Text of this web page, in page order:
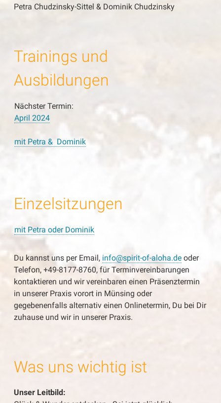
Petra Chudzinsky-Sittel & Dominik Chudzinsky
Trainings und
Ausbildungen
Nächster Termin:
April 2024
mit Petra & Dominik
Einzelsitzungen
mit Petra oder Dominik
Du kannst uns per Email, info@spirit-of-aloha.de oder
Telefon, +49-8177-8760, für Terminvereinbarungen
kontaktieren und wir vereinbaren einen Präsenztermin
in unserer Praxis vorort in Münsing oder
gegebenenfalls alternativ einen Onlinetermin, Du bei Dir
zuhause und wir in unserer Praxis.
Was uns wichtig ist
Unser Leitbild: